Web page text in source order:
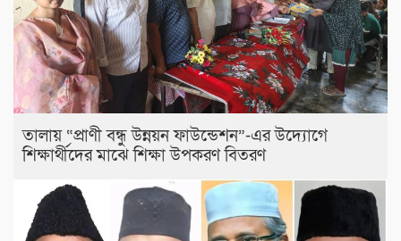
তালায় “প্রাণী বন্ধু উন্নয়ন ফাউন্ডেশন”-এর উদ্যোগে
শিক্ষার্থীদের মাঝে শিক্ষা উপকরণ বিতরণ